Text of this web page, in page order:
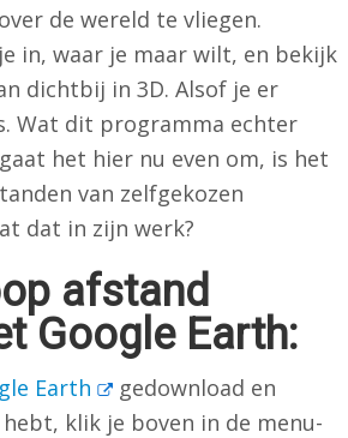
de wereld te vliegen.
in, waar je maar wilt, en bekijk
dichtbij in 3D. Alsof je er
Wat dit programma echter
het hier nu even om, is het
van zelfgekozen
dat in zijn werk?
afstand
Google Earth:
Earth
gedownload en
klik je boven in de menu-